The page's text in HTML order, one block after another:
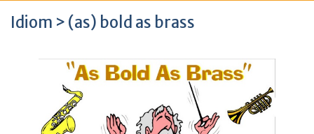
Idiom > (as) bold as brass